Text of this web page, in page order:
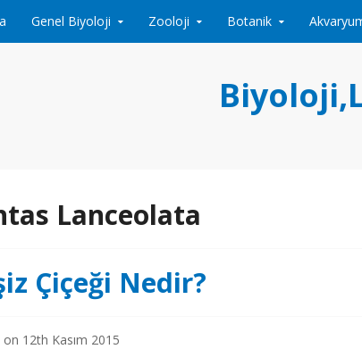
Genel Biyoloji Zooloji Botanik
Lanceolata
Çiçeği Nedir?
on 12th Kasım 2015